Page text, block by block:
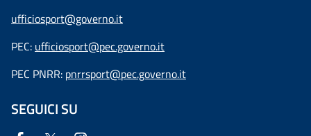
ufficiosport@governo.it
PEC: ufficiosport@pec.governo.it
PEC PNRR: pnrrsport@pec.governo.it
SEGUICI SU